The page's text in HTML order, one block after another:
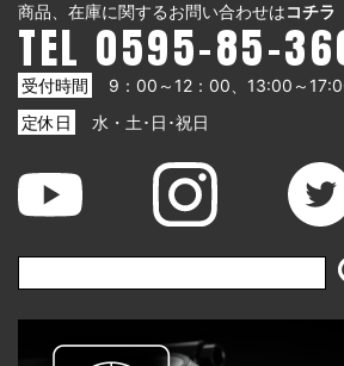
商品、在庫に関するお問い合わせはコチラ
TEL 0595-85-
受付時間
9：00～12：00、13:00～
定休日
水・土･日･祝日